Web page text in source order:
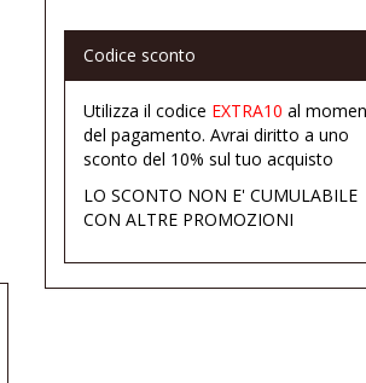
Codice sconto
Utilizza il codice EXTRA10 al
del pagamento. Avrai diritto a uno
sconto del 10% sul tuo acquisto
LO SCONTO NON E' CUMULABILE
CON ALTRE PROMOZIONI